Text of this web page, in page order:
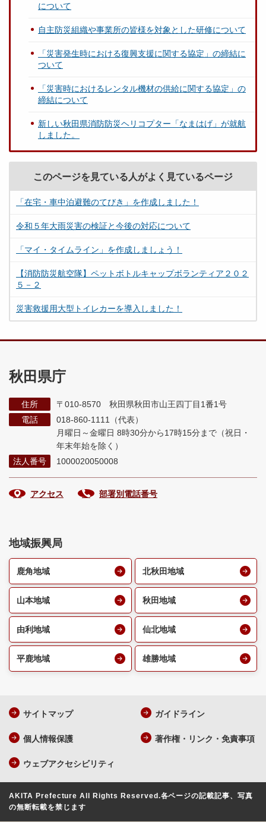
について
自主防災組織や事業所の皆様を対象とした研修について
「災害発生時における復興支援に関する協定」の締結に
ついて
「災害時におけるレンタル機材の供給に関する協定」の
締結について
新しい秋田県消防防災ヘリコプター「なまはげ」が就航
しました。
このページを見ている人がよく見ているページ
「在宅・車中泊避難のてびき」を作成しました！
令和５年大雨災害の検証と今後の対応について
「マイ・タイムライン」を作成しましょう！
【消防防災航空隊】ペットボトルキャップボランティア２０２
５－２
災害救援用大型トイレカーを導入しました！
秋田県庁
住所
〒010-8570 秋田県秋田市山王四丁目1番1号
電話
018-860-1111（代表）
月曜日～金曜日 8時30分から17時15分まで （祝日・
年末年始を除く）
法人番号
1000020050008
アクセス 部署別電話番号
地域振興局
鹿角地域 北秋田地域
山本地域 秋田地域
由利地域 仙北地域
平鹿地域 雄勝地域
サイトマップ ガイドライン
個人情報保護 著作権・リンク・免責事項
ウェブアクセシビリティ
AKITA Prefecture All Rights Reserved.各ページの記載記事、写真
の無断転載を禁じます